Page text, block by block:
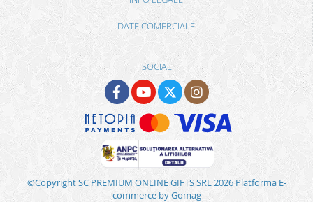
DATE COMERCIALE
SOCIAL
©Copyright SC PREMIUM ONLINE GIFTS SRL 2026 Platforma E-
commerce by Gomag